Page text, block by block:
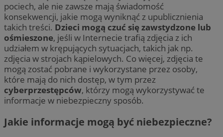
pociech, ale nie zawsze mają świadomość
konsekwencji, jakie mogą wyniknąć z upublicznienia
takich treści. Dzieci mogą czuć się zawstydzone lub
ośmieszone, jeśli w Internecie trafią zdjęcia z ich
udziałem w krępujących sytuacjach, takich jak np.
zdjęcia w strojach kąpielowych. Co więcej, zdjęcia te
mogą zostać pobrane i wykorzystane przez osoby,
które mają do nich dostęp, w tym przez
cyberprzestępców, którzy mogą wykorzystywać te
informacje w niebezpieczny sposób.
Jakie informacje mogą być niebezpieczne?